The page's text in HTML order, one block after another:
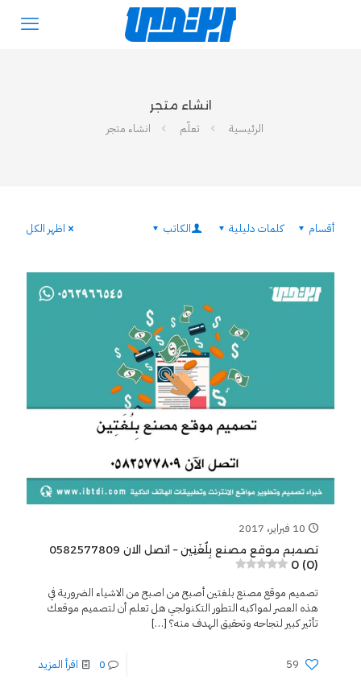
انشاء متجر
الرئيسية
تعلّم انشاء متجر
أقسام كلمات دليلية الكاتب اظهر الكل
10 فبراير، 2017
تصميم موقع مصنع بِلُغَتِين – اتصل الان 0582577809
0 (0)
تصميم موقع مصنع بلغتين أصبح من اصبح من الاشياء الضرورية في
هذه العصر لمواكبه التطور التكنولجي هل تعلم أن لتصميم موقعك
تأثير كبير لنجاحه وتحقيق الهدف منه؟ […]
59
0 اقرأ المزيد